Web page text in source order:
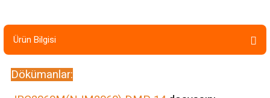
Ürün Bilgisi
Dökümanlar: